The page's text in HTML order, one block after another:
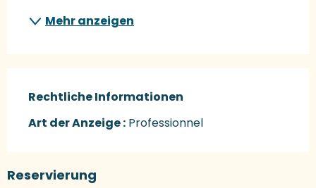
Mehr anzeigen
Rechtliche Informationen
Rechtliche Informationen
Art der Anzeige : Professionnel
Reservierung